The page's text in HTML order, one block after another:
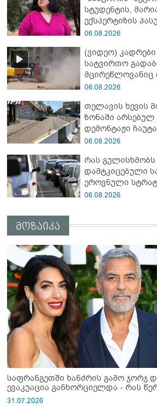
სტუდენტის,
ექსპერტიზის
გახდა გოგონას
06.08.2026
(ვიდეო)
სატვირთო
მცირეწლოვანიც
06.08.2026
თელავის ხევის
ზონაში არსებულ
დემონტაჟი
06.08.2026
რას
დამტკიცებული
ეროვნული
წლისთვის დაღუპულთა რაოდენობის
06.08.2026
მოზაიკა
საფრანგეთში ხანძრის გამო ჯორჯ
ევაკუაცია განხორციელდა - რას
31.07.2026